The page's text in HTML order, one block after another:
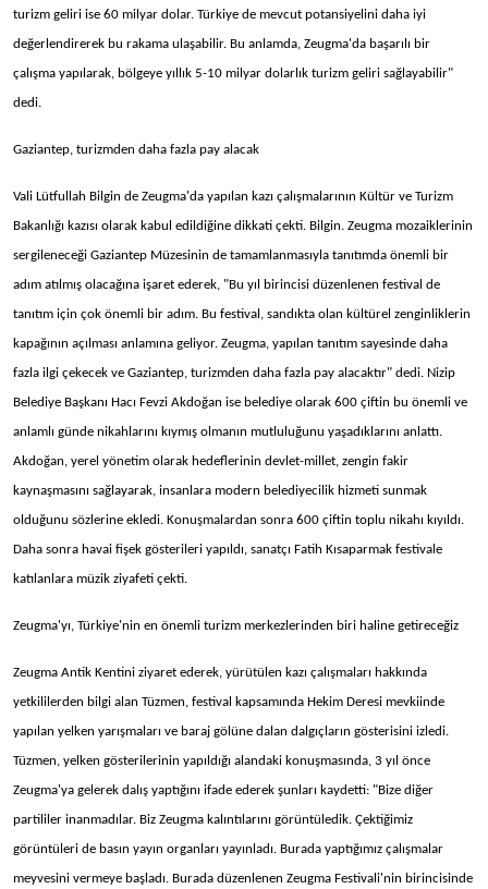
turizm geliri ise 60 milyar dolar. Türkiye de mevcut potansiyelini daha iyi
değerlendirerek bu rakama ulaşabilir. Bu anlamda, Zeugma'da başarılı bir
çalışma yapılarak, bölgeye yıllık 5-10 milyar dolarlık turizm geliri sağlayabilir"
dedi.
Gaziantep, turizmden daha fazla pay alacak
Vali Lütfullah Bilgin de Zeugma'da yapılan kazı çalışmalarının Kültür ve Turizm
Bakanlığı kazısı olarak kabul edildiğine dikkati çekti. Bilgin. Zeugma mozaiklerinin
sergileneceği Gaziantep Müzesinin de tamamlanmasıyla tanıtımda önemli bir
adım atılmış olacağına işaret ederek, "Bu yıl birincisi düzenlenen festival de
tanıtım için çok önemli bir adım. Bu festival, sandıkta olan kültürel zenginliklerin
kapağının açılması anlamına geliyor. Zeugma, yapılan tanıtım sayesinde daha
fazla ilgi çekecek ve Gaziantep, turizmden daha fazla pay alacaktır" dedi. Nizip
Belediye Başkanı Hacı Fevzi Akdoğan ise belediye olarak 600 çiftin bu önemli ve
anlamlı günde nikahlarını kıymış olmanın mutluluğunu yaşadıklarını anlattı.
Akdoğan, yerel yönetim olarak hedeflerinin devlet-millet, zengin fakir
kaynaşmasını sağlayarak, insanlara modern belediyecilik hizmeti sunmak
olduğunu sözlerine ekledi. Konuşmalardan sonra 600 çiftin toplu nikahı kıyıldı.
Daha sonra havai fişek gösterileri yapıldı, sanatçı Fatih Kısaparmak festivale
katılanlara müzik ziyafeti çekti.
Zeugma'yı, Türkiye'nin en önemli turizm merkezlerinden biri haline getireceğiz
Zeugma Antik Kentini ziyaret ederek, yürütülen kazı çalışmaları hakkında
yetkililerden bilgi alan Tüzmen, festival kapsamında Hekim Deresi mevkiinde
yapılan yelken yarışmaları ve baraj gölüne dalan dalgıçların gösterisini izledi.
Tüzmen, yelken gösterilerinin yapıldığı alandaki konuşmasında, 3 yıl önce
Zeugma'ya gelerek dalış yaptığını ifade ederek şunları kaydetti: "Bize diğer
partililer inanmadılar. Biz Zeugma kalıntılarını görüntüledik. Çektiğimiz
görüntüleri de basın yayın organları yayınladı. Burada yaptığımız çalışmalar
meyvesini vermeye başladı. Burada düzenlenen Zeugma Festivali'nin birincisinde